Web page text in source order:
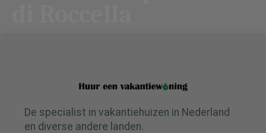
De specialist in vakantiehuizen in Nederland
en diverse andere landen.